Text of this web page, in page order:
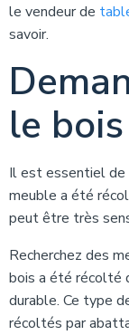
le vendeur de
savoir.
le
Il est essentiel de
meuble a été
peut être très
Recherchez des
bois a été récolté
durable. Ce type
récoltés par